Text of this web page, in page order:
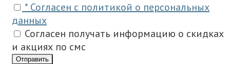
* Согласен с политикой о персональных
данных
Согласен получать информацию о скидках
и акциях по смс
Отправить